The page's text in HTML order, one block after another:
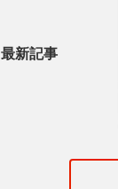
最新記事